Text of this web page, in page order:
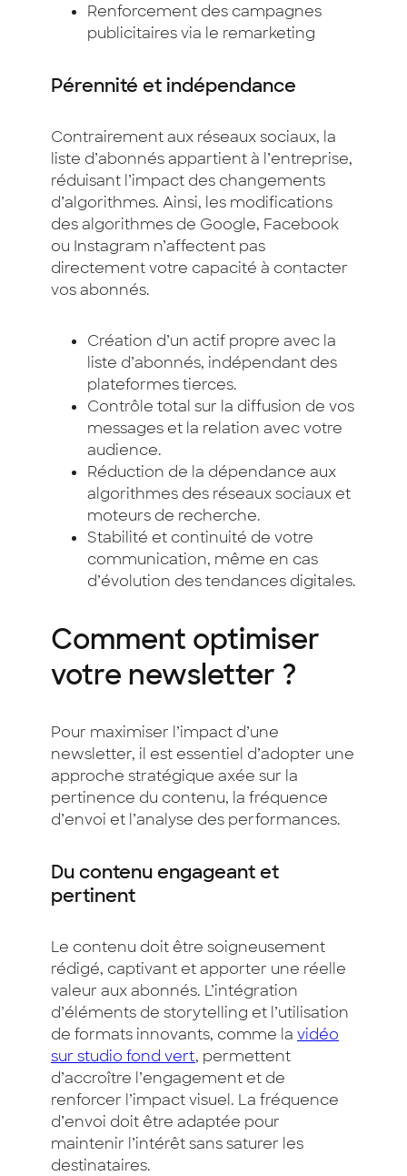
Renforcement des campagnes
publicitaires via le remarketing
Pérennité et indépendance
Contrairement aux réseaux sociaux, la
liste d’abonnés appartient à l’entreprise,
réduisant l’impact des changements
d’algorithmes. Ainsi, les modifications
des algorithmes de Google, Facebook
ou Instagram n’affectent pas
directement votre capacité à contacter
vos abonnés.
Création d’un actif propre avec la
liste d’abonnés, indépendant des
plateformes tierces.
Contrôle total sur la diffusion de vos
messages et la relation avec votre
audience.
Réduction de la dépendance aux
algorithmes des réseaux sociaux et
moteurs de recherche.
Stabilité et continuité de votre
communication, même en cas
d’évolution des tendances digitales.
Comment optimiser
votre newsletter ?
Pour maximiser l’impact d’une
newsletter, il est essentiel d’adopter une
approche stratégique axée sur la
pertinence du contenu, la fréquence
d’envoi et l’analyse des performances.
Du contenu engageant et
pertinent
Le contenu doit être soigneusement
rédigé, captivant et apporter une réelle
valeur aux abonnés. L’intégration
d’éléments de storytelling et l’utilisation
de formats innovants, comme la vidéo
sur studio fond vert, permettent
d’accroître l’engagement et de
renforcer l’impact visuel. La fréquence
d’envoi doit être adaptée pour
maintenir l’intérêt sans saturer les
destinataires.